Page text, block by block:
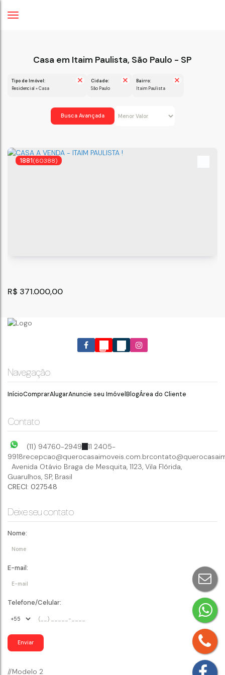
Casa em Itaim Paulista, São Paulo - SP
Tipo de Imóvel:
Residencial » Casa
Cidade:
São Paulo
Bairro:
Itaim Paulista
Busca Avançada
1881(60388)
CASA A VENDA - ITAIM PAULISTA !
R$ 371.000,00
3 4
Navegação
InícioComprarAlugarAnuncie seu ImóvelBlogÁrea do Cliente
Contato
(11) 94760-2949
11 2405-
9918recepcao@querocasaimoveis.com.br
Avenida Otávio Braga de Mesquita, 1123, Vila Flórida,
Guarulhos, SP, Brasil
CRECI: 027548
Deixe seu contato
Nome:
E-mail:
Telefone/Celular:
//Modelo 2